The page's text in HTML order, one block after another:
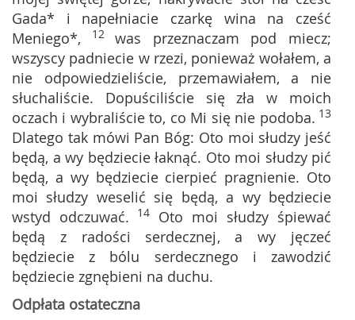
Gada* i napełniacie czarkę wina na cześć
Meniego*, 12was przeznaczam pod miecz;
wszyscy padniecie w rzezi, ponieważ wołałem, a
nie odpowiedzieliście, przemawiałem, a nie
słuchaliście. Dopuściliście się zła w moich
oczach i wybraliście to, co Mi się nie podoba. 13
Dlatego tak mówi Pan Bóg: Oto moi słudzy jeść
będą, a wy będziecie łaknąć. Oto moi słudzy pić
będą, a wy będziecie cierpieć pragnienie. Oto
moi słudzy weselić się będą, a wy będziecie
wstyd odczuwać. 14 Oto moi słudzy śpiewać
będą z radości serdecznej, a wy jęczeć
będziecie z bólu serdecznego i zawodzić
będziecie zgnębieni na duchu.
Odpłata ostateczna